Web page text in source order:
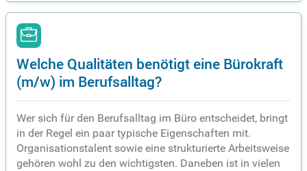
Welche Qualitäten benötigt eine Bürokraft
(m/w) im Berufsalltag?
Wer sich für den Berufsalltag im Büro entscheidet, bringt
in der Regel ein paar typische Eigenschaften mit.
Organisationstalent sowie eine strukturierte Arbeitsweise
gehören wohl zu den wichtigsten. Daneben ist in vielen